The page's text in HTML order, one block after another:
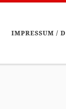
IMPRESSUM /